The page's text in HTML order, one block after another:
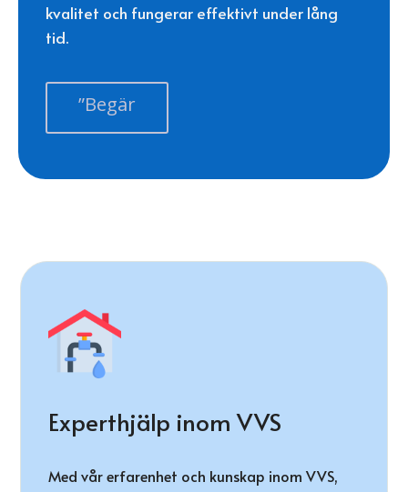
kvalitet och fungerar effektivt under lång
tid.
”Begär
Experthjälp inom VVS
Med vår erfarenhet och kunskap inom VVS,